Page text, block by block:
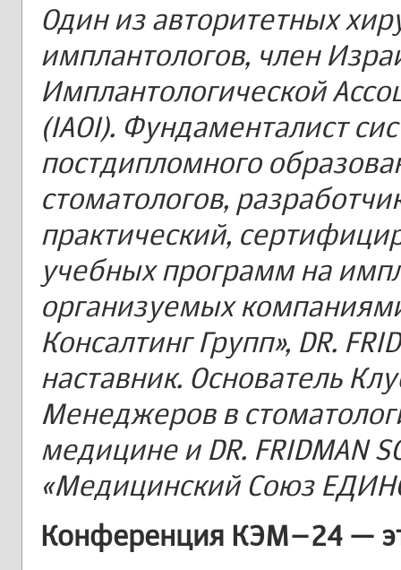
Один из авторитетных
имплантологов, член
Имплантологической
(IAOI). Фундаменталист
постдипломного
стоматологов,
практический,
учебных программ на
организуемых
Консалтинг Групп», DR.
наставник. Основатель
Менеджеров в
медицине и DR. FRIDMAN
«Медицинский Союз
Конференция КЭМ–24 —